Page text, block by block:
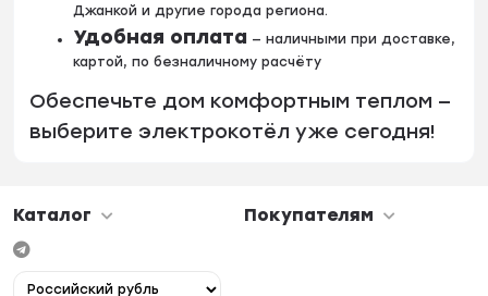
Джанкой и другие города региона.
Удобная оплата — наличными при доставке,
картой, по безналичному расчёту
Обеспечьте дом комфортным теплом —
выберите электрокотёл уже сегодня!
Каталог Покупателям